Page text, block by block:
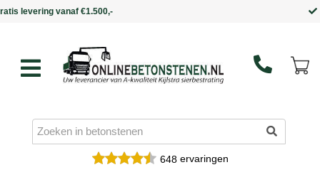
Binnen 5 werkdagen in huis
648ervaringen